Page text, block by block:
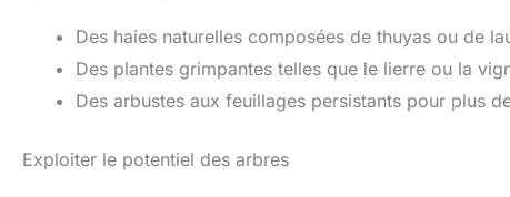
Des haies naturelles composées de thuyas ou de
Des plantes grimpantes telles que le lierre ou la
Des arbustes aux feuillages persistants pour plus
Exploiter le potentiel des arbres